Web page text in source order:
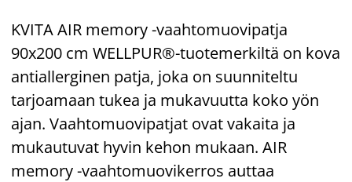
KVITA AIR memory -vaahtomuovipatja
90x200 cm WELLPUR®-tuotemerkiltä on kova
antiallerginen patja, joka on suunniteltu
tarjoamaan tukea ja mukavuutta koko yön
ajan. Vaahtomuovipatjat ovat vakaita ja
mukautuvat hyvin kehon mukaan. AIR
memory -vaahtomuovikerros auttaa